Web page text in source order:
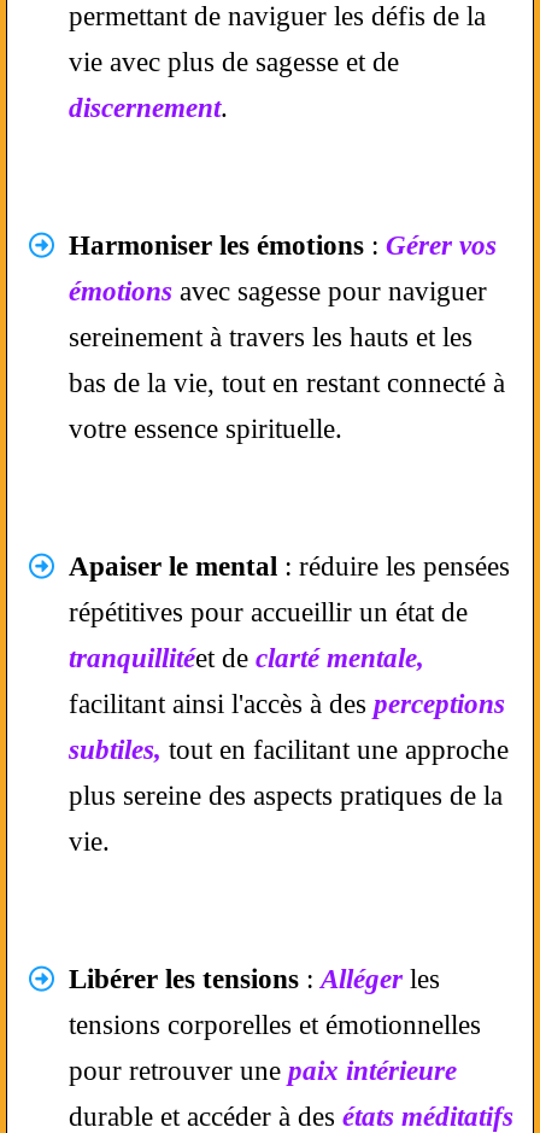
permettant de naviguer les défis de la
vie avec plus de sagesse et de
discernement.
Harmoniser les émotions :Gérer vos
émotions avec sagesse pour naviguer
sereinement à travers les hauts et les
bas de la vie, tout en restant connecté à
votre essence spirituelle.
Apaiser le mental : réduire les pensées
répétitives pour accueillir un état de
tranquillitéet declarté mentale,
facilitant ainsi l'accès à desperceptions
subtiles,tout en facilitant une approche
plus sereine des aspects pratiques de la
vie.
Libérer les tensions :Alléger les
tensions corporelles et émotionnelles
pour retrouver unepaix intérieure
durable et accéder à desétats méditatifs